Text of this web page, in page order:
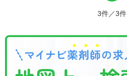
3件／3件